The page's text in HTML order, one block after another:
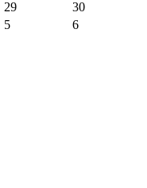
29
30
5 6